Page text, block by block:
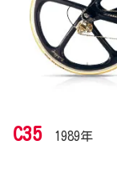
C351989年